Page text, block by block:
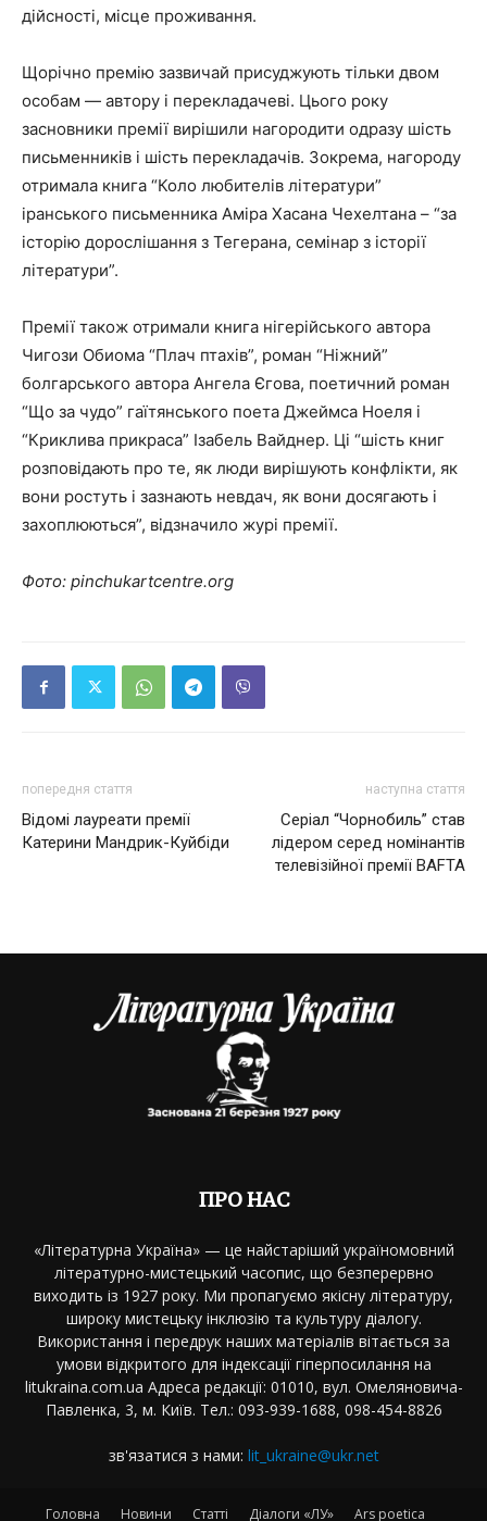
дійсності, місце проживання.
Щорічно премію зазвичай присуджують тільки двом
особам — автору і перекладачеві. Цього року
засновники премії вирішили нагородити одразу шість
письменників і шість перекладачів. Зокрема, нагороду
отримала книга “Коло любителів літератури”
іранського письменника Аміра Хасана Чехелтана – “за
історію дорослішання з Тегерана, семінар з історії
літератури”.
Премії також отримали книга нігерійського автора
Чигози Обиома “Плач птахів”, роман “Ніжний”
болгарського автора Ангела Єгова, поетичний роман
“Що за чудо” гаїтянського поета Джеймса Ноеля і
“Криклива прикраса” Ізабель Вайднер. Ці “шість книг
розповідають про те, як люди вирішують конфлікти, як
вони ростуть і зазнають невдач, як вони досягають і
захоплюються”, відзначило журі премії.
Фото: pinchukartcentre.org
попередня стаття
Відомі лауреати премії
Катерини Мандрик-Куйбіди
наступна стаття
Серіал “Чорнобиль” став
лідером серед номінантів
телевізійної премії BAFTA
ПРО НАС
«Літературна Україна» — це найстаріший україномовний
літературно-мистецький часопис, що безперервно
виходить із 1927 року. Ми пропагуємо якісну літературу,
широку мистецьку інклюзію та культуру діалогу.
Використання і передрук наших матеріалів вітається за
умови відкритого для індексації гіперпосилання на
litukraina.com.ua Адреса редакції: 01010, вул. Омеляновича-
Павленка, 3, м. Київ. Тел.: 093-939-1688, 098-454-8826
зв'язатися з нами: lit_ukraine@ukr.net
Головна Новини Статті Діалоги «ЛУ» Ars poetica